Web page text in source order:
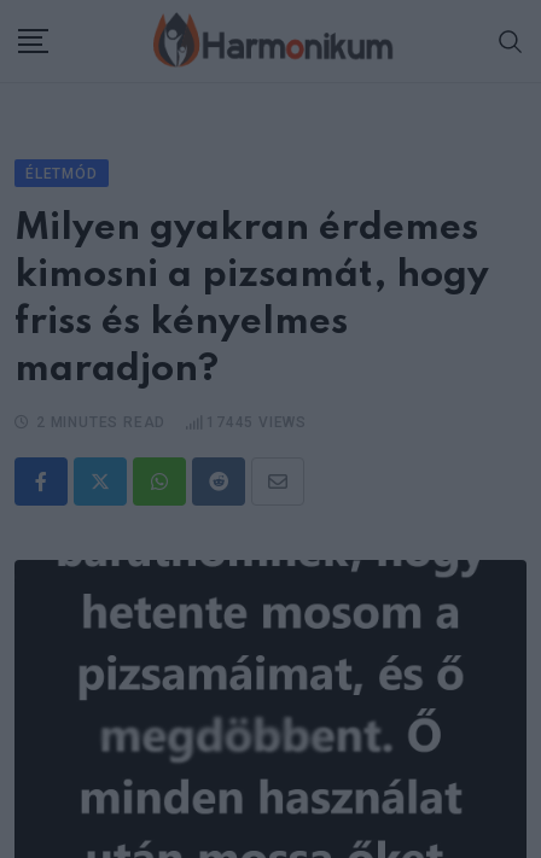
ÉLETMÓD
Milyen gyakran érdemes
kimosni a pizsamát, hogy
friss és kényelmes
maradjon?
WhatsappRedditShare
Email